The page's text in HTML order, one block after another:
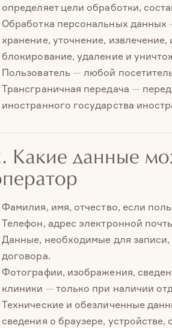
определяет цели обработки,
Обработка персональных данных
хранение, уточнение,
блокирование, удаление и
Пользователь — любой
Трансграничная передача —
иностранного государства
Какие данные
Фамилия, имя, отчество, если
Телефон, адрес электронной
Данные, необходимые для записи,
договора.
Фотографии, изображения,
клиники — только при наличии
Технические и обезличенные
сведения о браузере,